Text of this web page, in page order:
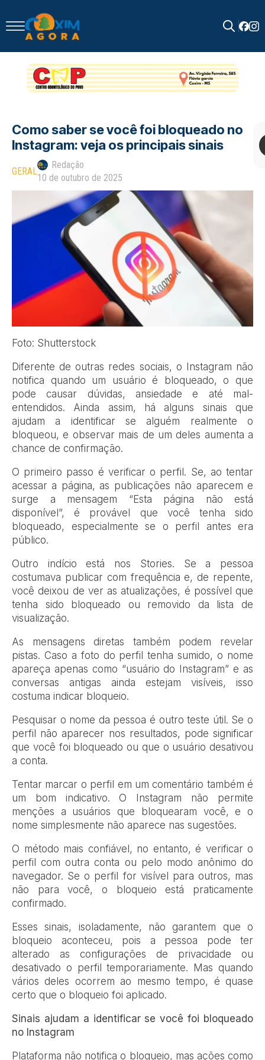
for:
Como saber se você foi bloqueado no
Instagram: veja os principais sinais
GERAL
Redação
10 de outubro de 2025
Foto: Shutterstock
Diferente de outras redes sociais, o Instagram não
notifica quando um usuário é bloqueado, o que
pode causar dúvidas, ansiedade e até mal-
entendidos. Ainda assim, há alguns sinais que
ajudam a identificar se alguém realmente o
bloqueou, e observar mais de um deles aumenta a
chance de confirmação.
O primeiro passo é verificar o perfil. Se, ao tentar
acessar a página, as publicações não aparecem e
surge a mensagem “Esta página não está
disponível”, é provável que você tenha sido
bloqueado, especialmente se o perfil antes era
público.
Outro indício está nos Stories. Se a pessoa
costumava publicar com frequência e, de repente,
você deixou de ver as atualizações, é possível que
tenha sido bloqueado ou removido da lista de
visualização.
As mensagens diretas também podem revelar
pistas. Caso a foto do perfil tenha sumido, o nome
apareça apenas como “usuário do Instagram” e as
conversas antigas ainda estejam visíveis, isso
costuma indicar bloqueio.
Pesquisar o nome da pessoa é outro teste útil. Se o
perfil não aparecer nos resultados, pode significar
que você foi bloqueado ou que o usuário desativou
a conta.
Tentar marcar o perfil em um comentário também é
um bom indicativo. O Instagram não permite
menções a usuários que bloquearam você, e o
nome simplesmente não aparece nas sugestões.
O método mais confiável, no entanto, é verificar o
perfil com outra conta ou pelo modo anônimo do
navegador. Se o perfil for visível para outros, mas
não para você, o bloqueio está praticamente
confirmado.
Esses sinais, isoladamente, não garantem que o
bloqueio aconteceu, pois a pessoa pode ter
alterado as configurações de privacidade ou
desativado o perfil temporariamente. Mas quando
vários deles ocorrem ao mesmo tempo, é quase
certo que o bloqueio foi aplicado.
Sinais ajudam a identificar se você foi bloqueado
no Instagram
Plataforma não notifica o bloqueio, mas ações como